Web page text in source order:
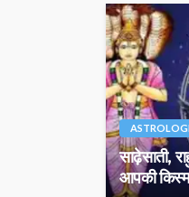
साढ़ेसाती,
आपकी